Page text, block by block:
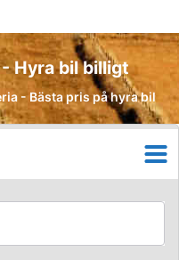
Hyra bil billigt
- Bästa pris på hyra bil